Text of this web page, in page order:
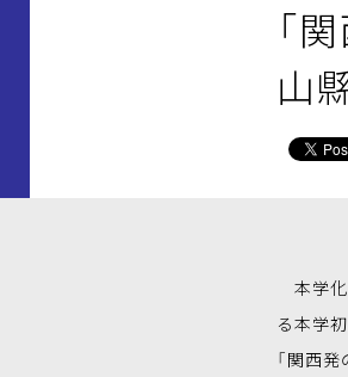
「
山
本学化
る本学
「関西